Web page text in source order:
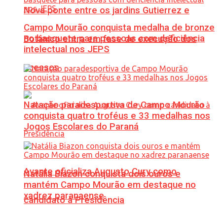
Nova ponte entre os jardins Gutierrez e
Botânico entra em fase de execução dos
acessos
Avante oficializa Augusto Cury como
candidato à Presidência
Campo Mourão conquista medalha de bronze
no basquete para pessoas com deficiência
intelectual nos JEPS
Natação paradesportiva de Campo Mourão
conquista quatro troféus e 33 medalhas nos
Jogos Escolares do Paraná
Natália Biazon conquista dois ouros e
mantém Campo Mourão em destaque no
xadrez paranaense